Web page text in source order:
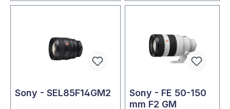
Sony - SEL85F14GM2
Sony - FE 50-150
mm F2 GM